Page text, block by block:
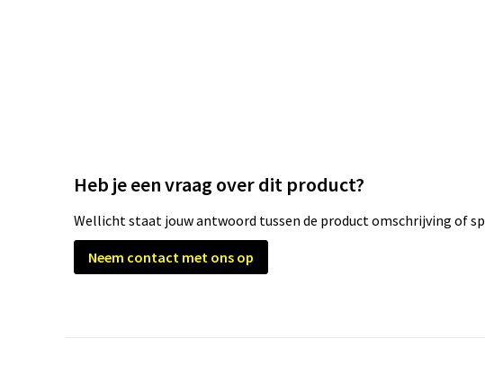
Heb je een vraag over dit product?
Wellicht staat jouw antwoord tussen de product omschrijving of
Neem contact met ons op